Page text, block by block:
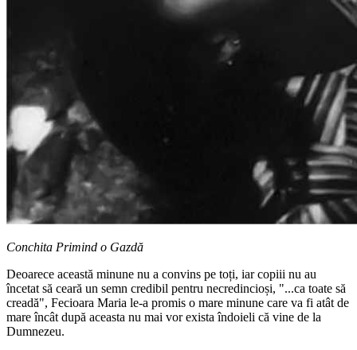
Conchita Primind o Gazdă
Deoarece această minune nu a convins pe toți, iar copiii nu au
încetat să ceară un semn credibil pentru necredincioși, "...ca toate să
creadă", Fecioara Maria le-a promis o mare minune care va fi atât de
mare încât după aceasta nu mai vor exista îndoieli că vine de la
Dumnezeu.